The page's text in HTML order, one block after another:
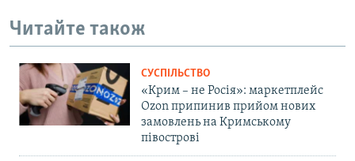
Читайте також
СУСПІЛЬСТВО
«Крим – не Росія»: маркетплейс
Ozon припинив прийом нових
замовлень на Кримському
півострові